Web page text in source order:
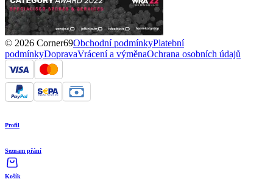
© 2026 Corner69Obchodní podmínkyPlatební
podmínkyDopravaVrácení a výměnaOchrana osobních údajů
Profil
Seznam přání
Košík